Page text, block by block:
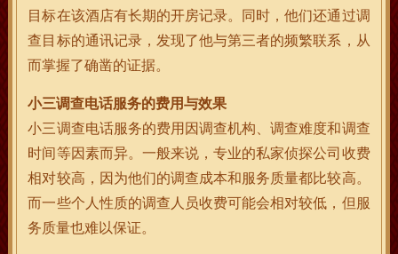
目标在该酒店有长期的开房记录。同时，他们还通过调
查目标的通讯记录，发现了他与第三者的频繁联系，从
而掌握了确凿的证据。
小三调查电话服务的费用与效果
小三调查电话服务的费用因调查机构、调查难度和调查
时间等因素而异。一般来说，专业的私家侦探公司收费
相对较高，因为他们的调查成本和服务质量都比较高。
而一些个人性质的调查人员收费可能会相对较低，但服
务质量也难以保证。